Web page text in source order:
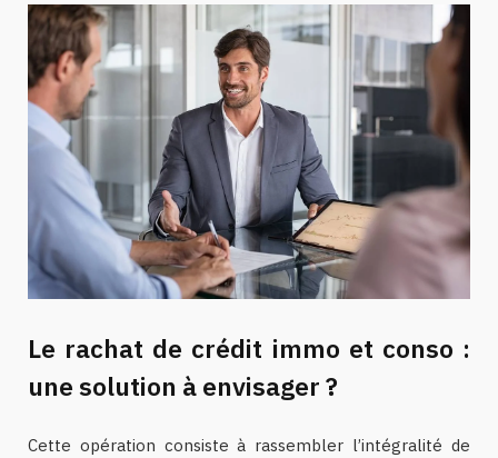
Le rachat de crédit immo et conso :
une solution à envisager ?
Cette opération consiste à rassembler l’intégralité de